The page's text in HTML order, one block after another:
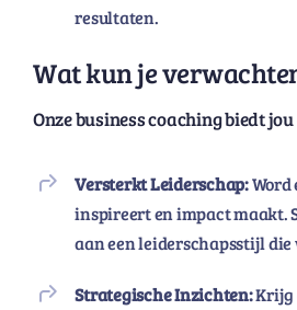
resultaten.
Wat kun je
Onze business coaching biedt
Versterkt Leiderschap:Word
inspireert en impact maakt.
aan een leiderschapsstijl die
Strategische Inzichten:Krijg